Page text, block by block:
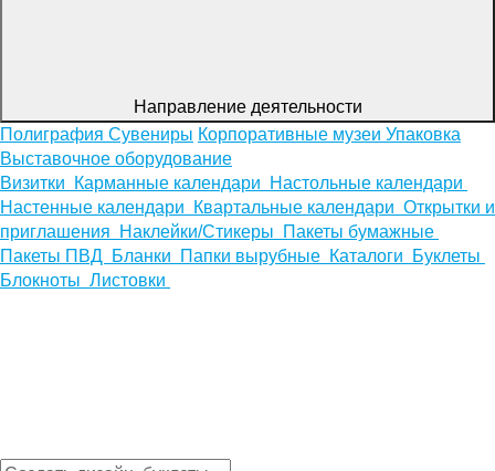
Направление деятельности
Полиграфия Сувениры Корпоративные музеи Упаковка
Выставочное оборудование
Визитки
Карманные календари
Настольные календари
Настенные календари
Квартальные календари Открытки и
приглашения
Наклейки/Стикеры
Пакеты бумажные
Пакеты ПВД Бланки Папки вырубные Каталоги
Буклеты
Блокноты Листовки